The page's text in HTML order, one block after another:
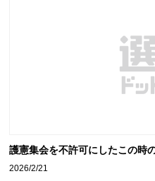
護憲集会を不許可にしたこの時
2026/2/21